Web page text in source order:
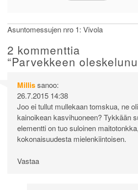
Artikkelien
selaus
Asuntomessujen nro 1: Vivola
2 kommenttia
“Parvekkeen
Millissanoo:
26.7.2015 14:38
Joo ei tullut mullekaan tomskua, ne
kainoikean kasvihuoneen? Tykkään
elementti on tuo suloinen
kokonaisuudesta mielenkiintoisen.
Vastaa